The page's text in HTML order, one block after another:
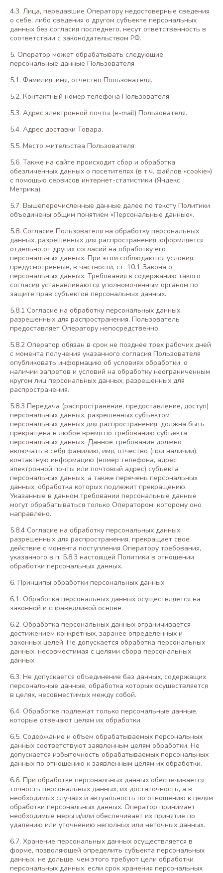
4.3. Лица, передавшие Оператору недостоверные сведения
о себе, либо сведения о другом субъекте персональных
данных без согласия последнего, несут ответственность в
соответствии с законодательством РФ.
5. Оператор может обрабатывать следующие
персональные данные Пользователя
5.1. Фамилия, имя, отчество Пользователя.
5.2. Контактный номер телефона Пользователя.
5.3. Адрес электронной почты (e-mail) Пользователя.
5.4. Адрес доставки Товара.
5.5. Место жительства Пользователя.
5.6. Также на сайте происходит сбор и обработка
обезличенных данных о посетителях (в т.ч. файлов «cookie»)
с помощью сервисов интернет-статистики (Яндекс
Метрика).
5.7. Вышеперечисленные данные далее по тексту Политики
объединены общим понятием «Персональные данные».
5.8. Согласие Пользователя на обработку персональных
данных, разрешенных для распространения, оформляется
отдельно от других согласий на обработку его
персональных данных. При этом соблюдаются условия,
предусмотренные, в частности, ст. 10.1 Закона о
персональных данных. Требования к содержанию такого
согласия устанавливаются уполномоченным органом по
защите прав субъектов персональных данных.
5.8.1 Согласие на обработку персональных данных,
разрешенных для распространения, Пользователь
предоставляет Оператору непосредственно.
5.8.2 Оператор обязан в срок не позднее трех рабочих дней
с момента получения указанного согласия Пользователя
опубликовать информацию об условиях обработки, о
наличии запретов и условий на обработку неограниченным
кругом лиц персональных данных, разрешенных для
распространения.
5.8.3 Передача (распространение, предоставление, доступ)
персональных данных, разрешенных субъектом
персональных данных для распространения, должна быть
прекращена в любое время по требованию субъекта
персональных данных. Данное требование должно
включать в себя фамилию, имя, отчество (при наличии),
контактную информацию (номер телефона, адрес
электронной почты или почтовый адрес) субъекта
персональных данных, а также перечень персональных
данных, обработка которых подлежит прекращению.
Указанные в данном требовании персональные данные
могут обрабатываться только Оператором, которому оно
направлено.
5.8.4 Согласие на обработку персональных данных,
разрешенных для распространения, прекращает свое
действие с момента поступления Оператору требования,
указанного в п. 5.8.3 настоящей Политики в отношении
обработки персональных данных.
6. Принципы обработки персональных данных
6.1. Обработка персональных данных осуществляется на
законной и справедливой основе.
6.2. Обработка персональных данных ограничивается
достижением конкретных, заранее определенных и
законных целей. Не допускается обработка персональных
данных, несовместимая с целями сбора персональных
данных.
6.3. Не допускается объединение баз данных, содержащих
персональные данные, обработка которых осуществляется
в целях, несовместимых между собой.
6.4. Обработке подлежат только персональные данные,
которые отвечают целям их обработки.
6.5. Содержание и объем обрабатываемых персональных
данных соответствуют заявленным целям обработки. Не
допускается избыточность обрабатываемых персональных
данных по отношению к заявленным целям их обработки.
6.6. При обработке персональных данных обеспечивается
точность персональных данных, их достаточность, а в
необходимых случаях и актуальность по отношению к целям
обработки персональных данных. Оператор принимает
необходимые меры и/или обеспечивает их принятие по
удалению или уточнению неполных или неточных данных.
6.7. Хранение персональных данных осуществляется в
форме, позволяющей определить субъекта персональных
данных, не дольше, чем этого требуют цели обработки
персональных данных, если срок хранения персональных